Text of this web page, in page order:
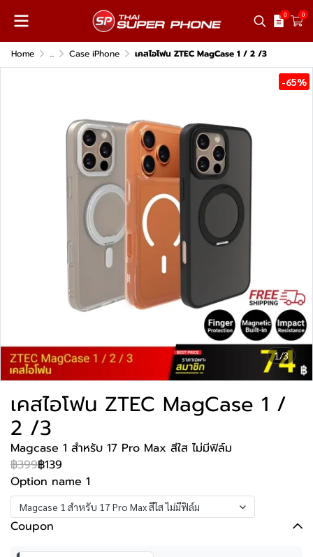
0 0
Home ... Case iPhone เคสไอโฟน ZTEC MagCase 1 / 2 /3
1/3
-65%
เคสไอโฟน ZTEC MagCase 1 /
2 /3
Magcase 1 สำหรับ 17 Pro Max สีใส ไม่มีฟิล์ม
฿399฿139
Option name 1
Magcase 1 สำหรับ 17 Pro Max สีใส ไม่มีฟิล์ม
Coupon